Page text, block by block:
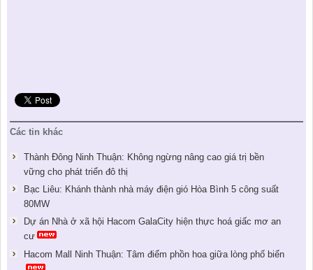
Các tin khác
Thành Đông Ninh Thuận: Không ngừng nâng cao giá trị bền
vững cho phát triển đô thị
Bạc Liêu: Khánh thành nhà máy điện gió Hòa Bình 5 công suất
80MW
Dự án Nhà ở xã hội Hacom GalaCity hiện thực hoá giấc mơ an
cư
Hacom Mall Ninh Thuận: Tâm điểm phồn hoa giữa lòng phố biển